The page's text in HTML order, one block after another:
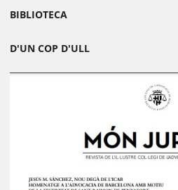
BIBLIOTECA
D'UN COP D'ULL